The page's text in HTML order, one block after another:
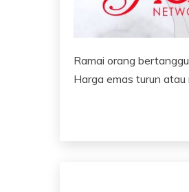
Ramai orang
Harga emas turun